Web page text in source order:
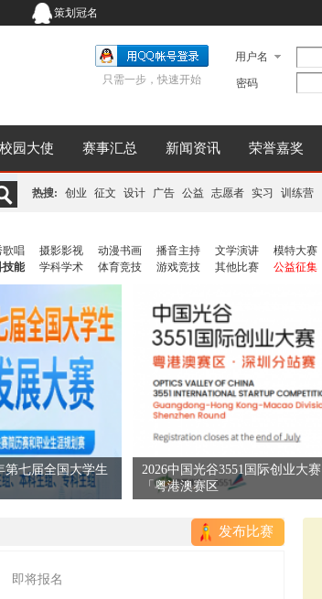
策划冠名
用户名
密码
只需一步，快速开始
校园大使 赛事汇总 新闻资讯 荣誉嘉奖
热搜: 创业 征文 设计 广告 公益 志愿者 实习 训练营
歌唱 摄影影视 动漫书画 播音主持 文学演讲 模特大赛
技能 学科学术 体育竞技 游戏竞技 其他比赛 公益征集
第七届全国大学生
2026中国光谷3551国际创业大赛
「粤港澳赛区
发布比赛
即将报名